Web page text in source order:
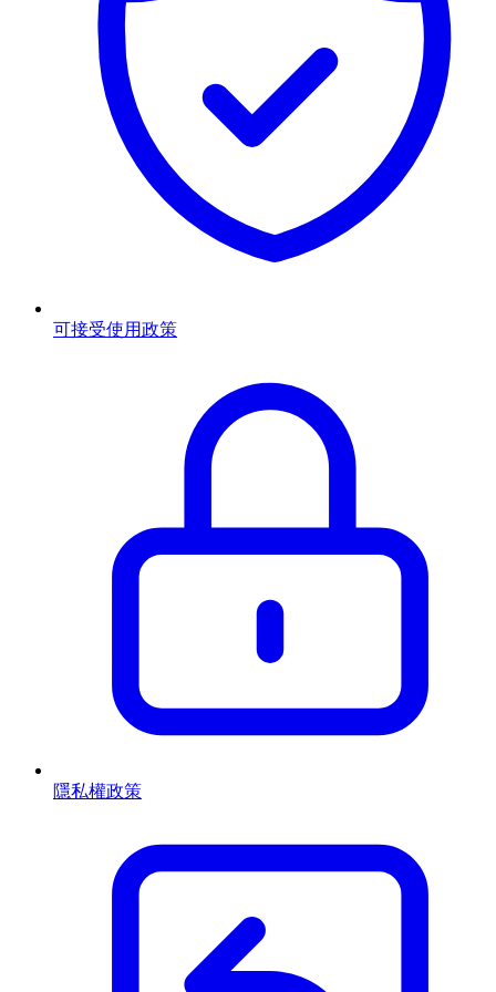
可接受使用政策
隱私權政策